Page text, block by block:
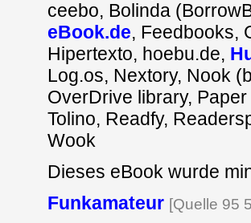
ceebo, Bolinda
eBook.de, Feedbooks,
Hipertexto, hoebu.de,
Log.os, Nextory, Nook
OverDrive library,
Tolino, Readfy,
Wook
Dieses eBook wurde
Funkamateur [Quelle 95